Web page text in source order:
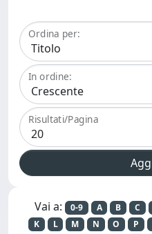
Ordina per:
In ordine:
Risultati/Pagina
Vai a: 0-9 A B C
K
L M N O P